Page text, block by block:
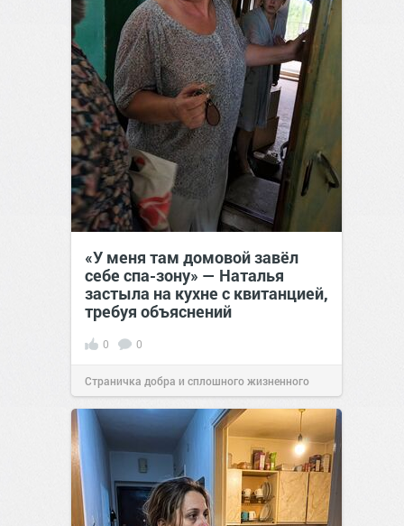
«У меня там домовой завёл
себе спа-зону» — Наталья
застыла на кухне с квитанцией,
требуя объяснений
0 0
Страничка добра и сплошного жизненного
позитива!00:2807 авг 2026